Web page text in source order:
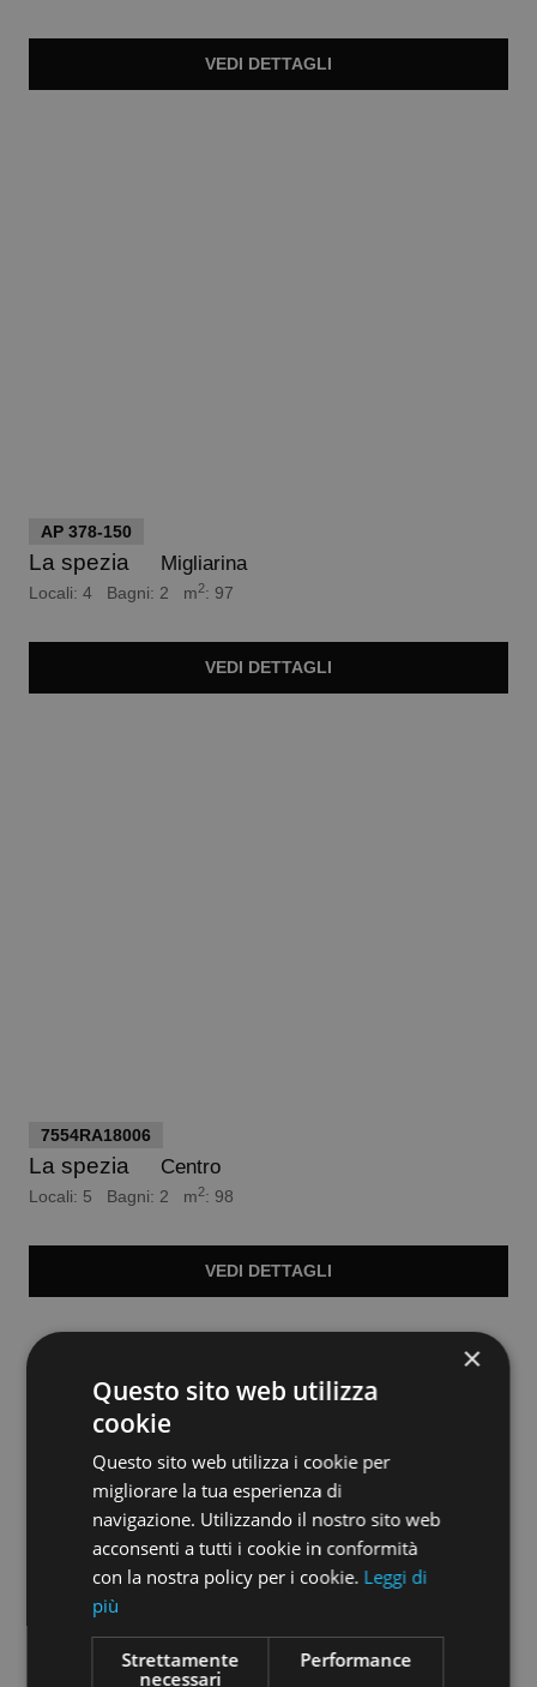
VEDI DETTAGLI
AP 378-150
La spezia Migliarina
Locali: 4 Bagni: 2 m2: 97
VEDI DETTAGLI
7554RA18006
La spezia Centro
Locali: 5 Bagni: 2 m2: 98
VEDI DETTAGLI
euro 1.300.000
×
Questo sito web utilizza
cookie
Questo sito web utilizza i cookie per
migliorare la tua esperienza di
navigazione. Utilizzando il nostro sito web
acconsenti a tutti i cookie in conformità
con la nostra policy per i cookie. Leggi di
più
Strettamente
necessari
Performance